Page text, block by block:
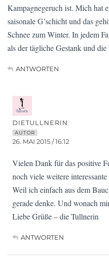
Kampagnegeruch ist. Mich hat er
saisonale G’schicht und das
Schnee zum Winter. In jedem
als der tägliche Gestank und
ANTWORTEN
DIETULLNERIN
AUTOR
26. MAI 2015 / 16:12
Vielen Dank für das positive
noch viele weitere
Weil ich einfach aus dem
gerade denke. Und wonach
Liebe Grüße – die Tullnerin
ANTWORTEN